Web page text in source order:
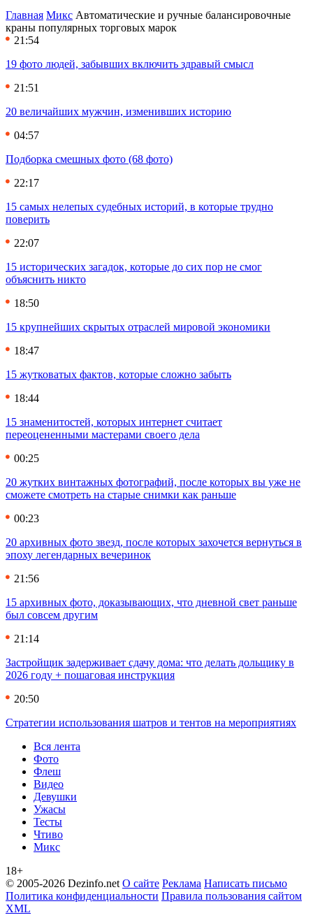
Главная Микс Автоматические и ручные балансировочные
краны популярных торговых марок
21:54
19 фото людей, забывших включить здравый смысл
21:51
20 величайших мужчин, изменивших историю
04:57
Подборка смешных фото (68 фото)
22:17
15 самых нелепых судебных историй, в которые трудно
поверить
22:07
15 исторических загадок, которые до сих пор не смог
объяснить никто
18:50
15 крупнейших скрытых отраслей мировой экономики
18:47
15 жутковатых фактов, которые сложно забыть
18:44
15 знаменитостей, которых интернет считает
переоцененными мастерами своего дела
00:25
20 жутких винтажных фотографий, после которых вы уже не
сможете смотреть на старые снимки как раньше
00:23
20 архивных фото звезд, после которых захочется вернуться в
эпоху легендарных вечеринок
21:56
15 архивных фото, доказывающих, что дневной свет раньше
был совсем другим
21:14
Застройщик задерживает сдачу дома: что делать дольщику в
2026 году + пошаговая инструкция
20:50
Стратегии использования шатров и тентов на мероприятиях
Вся лента
Фото
Флеш
Видео
Девушки
Ужасы
Тесты
Чтиво
Микс
18+
© 2005-2026 Dezinfo.net О сайте Реклама Написать письмо
Политика конфиденциальности Правила пользования сайтом
XML